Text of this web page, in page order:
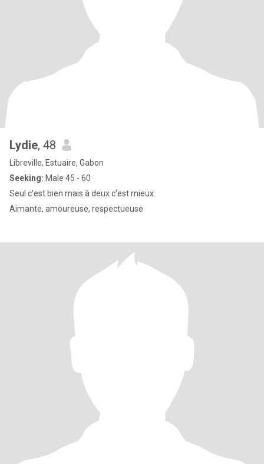
Lydie, 48
Libreville, Estuaire, Gabon
Seeking: Male 45 - 60
Seul c'est bien mais à deux c'est mieux
Aimante, amoureuse, respectueuse